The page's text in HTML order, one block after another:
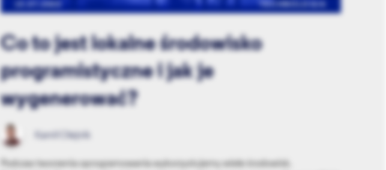
TECHNOLOGIA
Co to jest lokalne środowisko
programistyczne i jak je
wygenerować?
Podczas tworzenia oprogramowania wykorzystujemy wiele środowisk.